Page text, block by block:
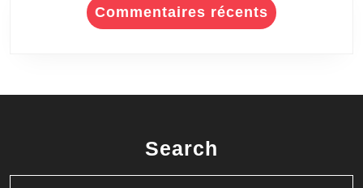
Commentaires récents
Search